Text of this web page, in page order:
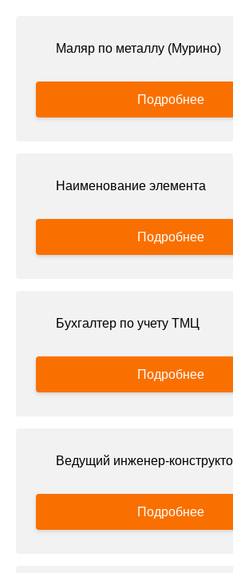
Маляр по металлу (Мурино)
Подробнее
Наименование элемента
Подробнее
Бухгалтер по учету ТМЦ
Подробнее
Ведущий инженер-
Подробнее